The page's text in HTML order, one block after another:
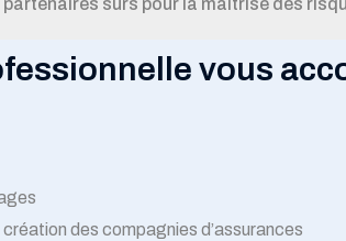
sûrs pour la maîtrise des
vous
des compagnies d’assurances